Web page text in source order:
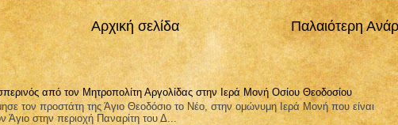
Παλαιότερη
Αρχική σελίδα
από τον Μητροπολίτη Αργολίδας στην Ιερά Μονή Οσίου Θεοδοσίου
τον προστάτη της Άγιο Θεοδόσιο το Νέο, στην ομώνυμη Ιερά Μονή που είναι
Άγιο στην περιοχή Παναρίτη του Δ...